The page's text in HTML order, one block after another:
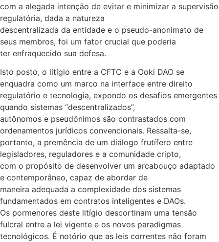
com a alegada intenção de evitar e minimizar a supervisão
regulatória, dada a natureza
descentralizada da entidade e o pseudo-anonimato de
seus membros, foi um fator crucial que poderia
ter enfraquecido sua defesa.
Isto posto, o litígio entre a CFTC e a Ooki DAO se
enquadra como um marco na interface entre direito
regulatório e tecnologia, expondo os desafios emergentes
quando sistemas “descentralizados”,
autônomos e pseudônimos são contrastados com
ordenamentos jurídicos convencionais. Ressalta-se,
portanto, a premência de um diálogo frutífero entre
legisladores, reguladores e a comunidade cripto,
com o propósito de desenvolver um arcabouço adaptado
e contemporâneo, capaz de abordar de
maneira adequada a complexidade dos sistemas
fundamentados em contratos inteligentes e DAOs.
Os pormenores deste litígio descortinam uma tensão
fulcral entre a lei vigente e os novos paradigmas
tecnológicos. É notório que as leis correntes não foram